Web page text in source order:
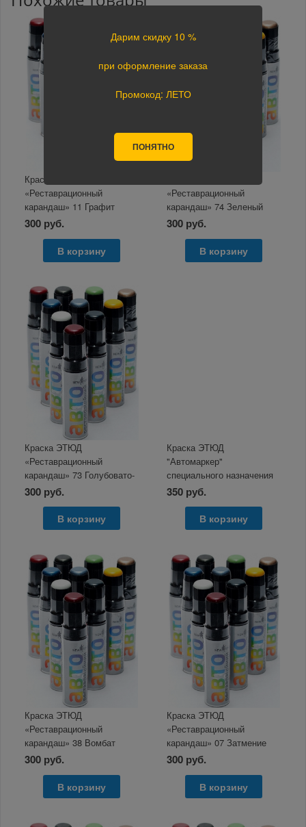
Краска ЭТЮД
«Реставрационный
карандаш» 11 Графит
серый металлик 12мл
300 руб.
В корзину
«Реставрационный
карандаш» 74 Зеленый
металлик 12мл
300 руб.
В корзину
Краска ЭТЮД
«Реставрационный
карандаш» 73 Голубовато-
зеленый металлик 12мл
300 руб.
В корзину
Краска ЭТЮД
"Автомаркер"
специального назначения
автомобильная
350 руб.
В корзину
Краска ЭТЮД
«Реставрационный
карандаш» 38 Вомбат
металлик 12мл
300 руб.
В корзину
Краска ЭТЮД
«Реставрационный
карандаш» 07 Затмение
металлик 12мл
300 руб.
В корзину
Дарим скидку 10 %
при оформление заказа
Промокод: ЛЕТО
ПОНЯТНО